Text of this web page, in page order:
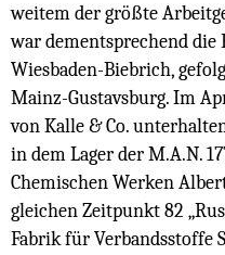
weitem der größte
war dementsprechend die
Wiesbaden-Biebrich,
Mainz-Gustavsburg. Im
von Kalle & Co.
in dem Lager der M.A.N.
Chemischen Werken
gleichen Zeitpunkt 82
Fabrik für Verbandsstoffe